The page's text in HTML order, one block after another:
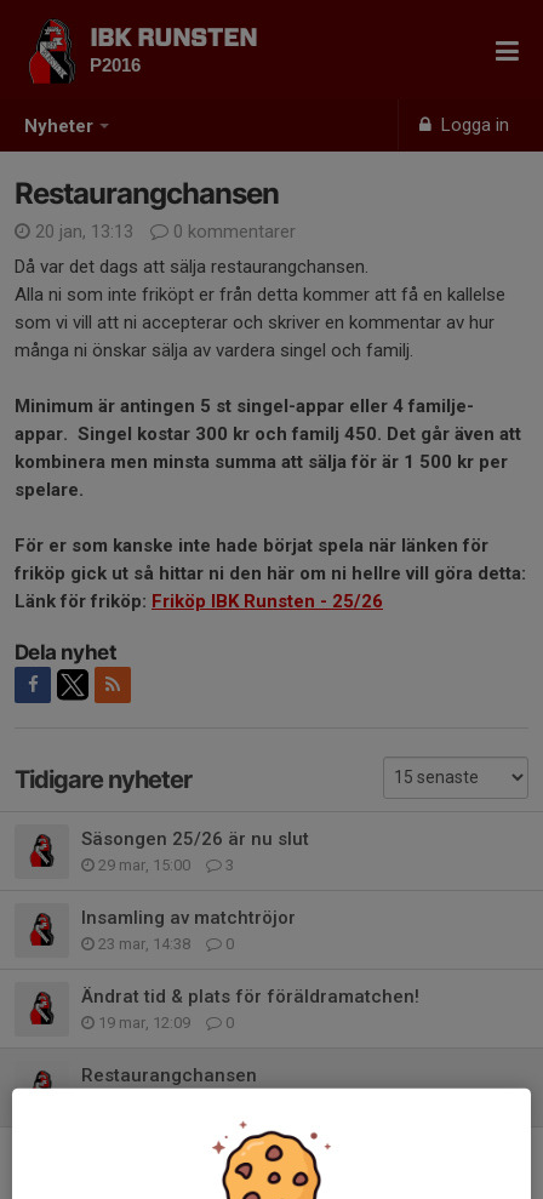
Nyheter Logga in
IBK RUNSTEN
P2016
Restaurangchansen
20 jan, 13:13
0 kommentarer
Då var det dags att sälja restaurangchansen.
Alla ni som inte friköpt er från detta kommer att få en kallelse
som vi vill att ni accepterar och skriver en kommentar av hur
många ni önskar sälja av vardera singel och familj.
Minimum är antingen 5 st singel-appar eller 4 familje-
appar. Singel kostar 300 kr och familj 450. Det går även att
kombinera men minsta summa att sälja för är 1 500 kr per
spelare.
För er som kanske inte hade börjat spela när länken för
friköp gick ut så hittar ni den här om ni hellre vill göra detta:
Länk för friköp: Friköp IBK Runsten - 25/26
Dela nyhet
Tidigare nyheter
Säsongen 25/26 är nu slut
29 mar, 15:00 3
Insamling av matchtröjor
23 mar, 14:38 0
Ändrat tid & plats för föräldramatchen!
19 mar, 12:09 0
Restaurangchansen
Newbody & bingolotter